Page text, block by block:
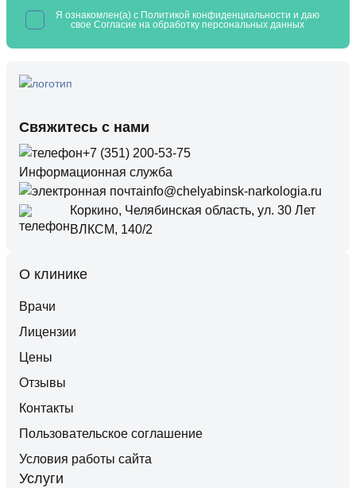
Я ознакомлен(а) с Политикой конфиденциальности и даю
свое Согласие на обработку персональных данных
Свяжитесь с нами
+7 (351) 200-53-75
Информационная служба
info@chelyabinsk-narkologia.ru
Коркино, Челябинская область, ул. 30 Лет
ВЛКСМ, 140/2
О клинике
Врачи
Лицензии
Цены
Отзывы
Контакты
Пользовательское соглашение
Условия работы сайта
Услуги